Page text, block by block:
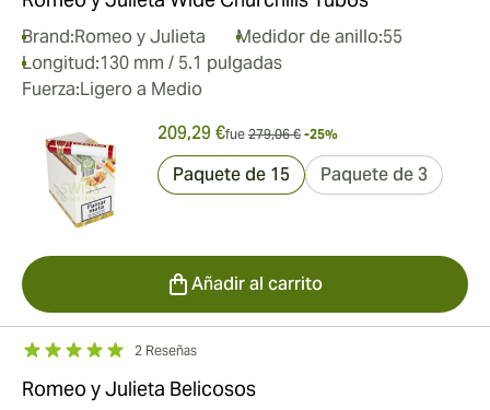
Brand:Romeo y Julieta Medidor de anillo:55
Longitud:130 mm / 5.1 pulgadas
Fuerza:Ligero a Medio
209,29 €fue 279,06 € -25%
Paquete de 15 Paquete de 3
Añadir al carrito
2 Reseñas
Romeo y Julieta Belicosos